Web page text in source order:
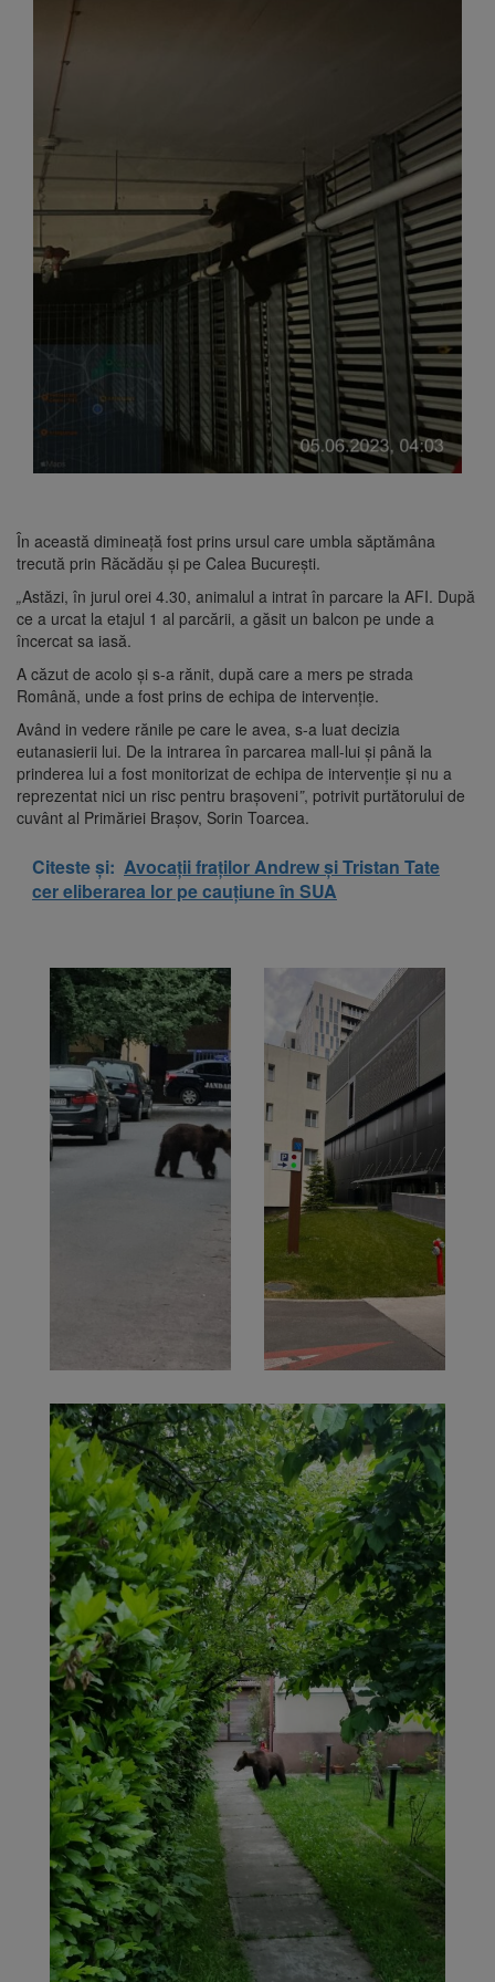
În această dimineață fost prins ursul care umbla săptămâna
trecută prin Răcădău și pe Calea București.
„Astăzi, în jurul orei 4.30, animalul a intrat în parcare la AFI. După
ce a urcat la etajul 1 al parcării, a găsit un balcon pe unde a
încercat sa iasă.
A căzut de acolo și s-a rănit, după care a mers pe strada
Română, unde a fost prins de echipa de intervenție.
Având in vedere rănile pe care le avea, s-a luat decizia
eutanasierii lui. De la intrarea în parcarea mall-lui și până la
prinderea lui a fost monitorizat de echipa de intervenție și nu a
reprezentat nici un risc pentru brașoveni”, potrivit purtătorului de
cuvânt al Primăriei Brașov, Sorin Toarcea.
Citeste și: Avocații fraților Andrew și Tristan Tate
cer eliberarea lor pe cauțiune în SUA